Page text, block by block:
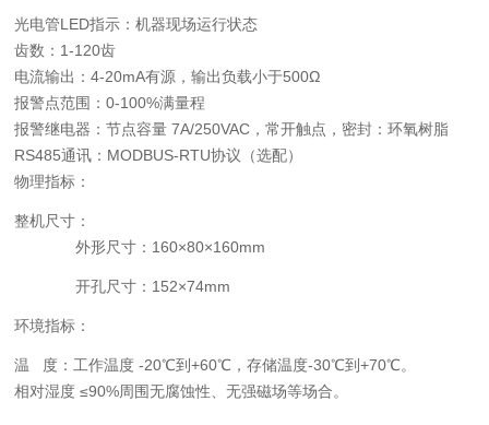
光电管LED指示：机器现场运行状态
齿数：1-120齿
电流输出：4-20mA有源，输出负载小于500Ω
报警点范围：0-100%满量程
报警继电器：节点容量 7A/250VAC，常开触点，密封：环氧树脂
RS485通讯：MODBUS-RTU协议（选配）
物理指标：
整机尺寸：
外形尺寸：160×80×160mm
开孔尺寸：152×74mm
环境指标：
温 度：工作温度 -20℃到+60℃ ，存储温度-30℃到+70℃。
相对湿度 ≤90%周围无腐蚀性、无强磁场等场合。